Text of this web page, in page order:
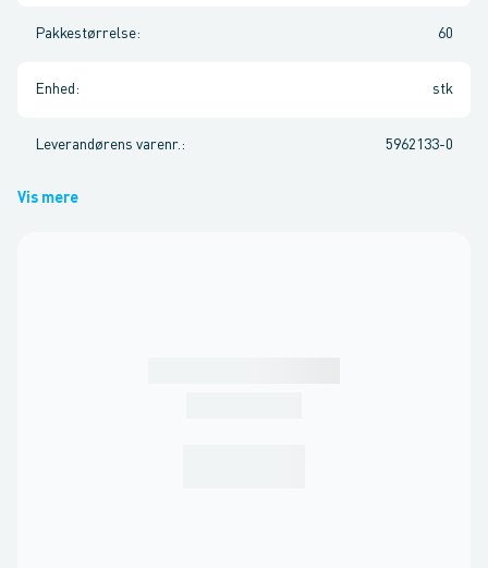
Pakkestørrelse: 60
Enhed : stk
Leverandørens varenr. : 5962133-0
Vis mere